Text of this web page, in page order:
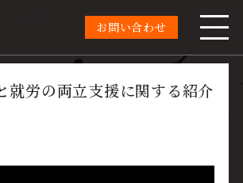
お問い合わせ
就労の両立支援に関する紹介